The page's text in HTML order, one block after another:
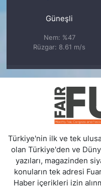
Güneşli
Nem: %47
Rüzgar: 8.61 m/s
Türkiye'nin ilk ve tek
olan Türkiye'den ve
yazıları, magazinden
konuların tek adresi
Haber içerikleri izin